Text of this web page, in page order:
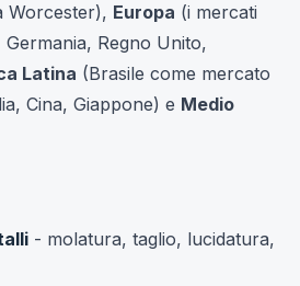
Worcester), Europa (i mercati
Regno Unito,
Latina (Brasile come mercato
Cina, Giappone) e Medio
- molatura, taglio, lucidatura,